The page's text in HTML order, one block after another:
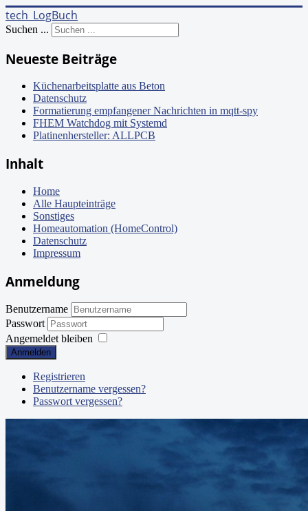
tech_LogBuch
Suchen ...
Neueste Beiträge
Küchenarbeitsplatte aus Beton
Datenschutz
Formatierung empfangener Nachrichten in mqtt-spy
FHEM Watchdog mit Systemd
Platinenhersteller: ALLPCB
Inhalt
Home
Alle Haupteinträge
Sonstiges
Homeautomation (HomeControl)
Datenschutz
Impressum
Anmeldung
Benutzername
Passwort
Angemeldet bleiben
Anmelden
Registrieren
Benutzername vergessen?
Passwort vergessen?